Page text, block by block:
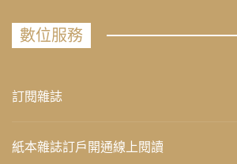
數位服務
訂閱雜誌
紙本雜誌訂戶開通線上閱讀